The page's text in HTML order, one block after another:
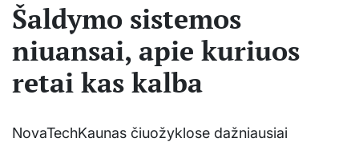
Šaldymo sistemos
niuansai, apie kuriuos
retai kas kalba
NovaTechKaunas čiuožyklose dažniausiai